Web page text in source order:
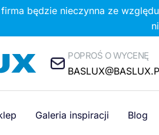
będzie nieczynna ze
POPROŚ O WYCENĘ
Galeria inspiracji Blog